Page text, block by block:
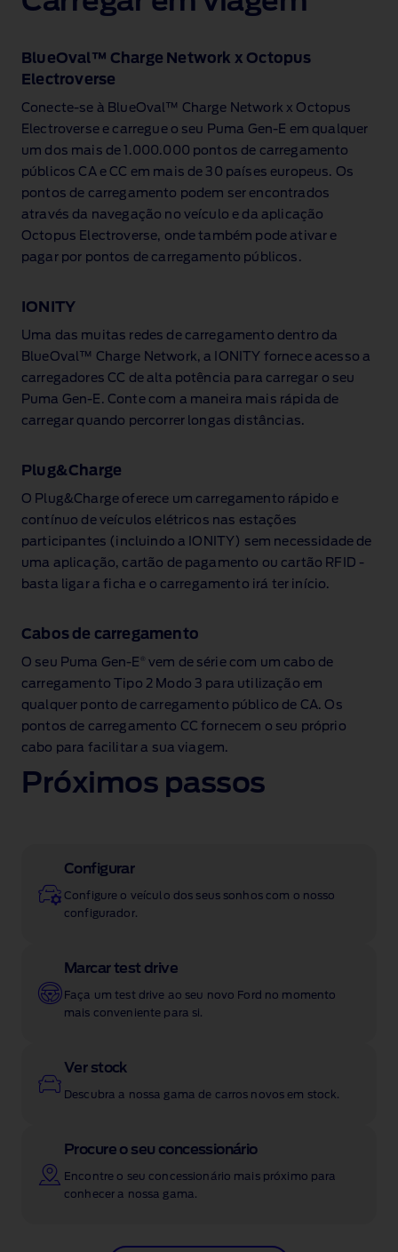
a
ser
ligado
a
estação
de
carregamento
pública.
BlueOval™ Charge Network x Octopus
Electroverse
Conecte‑se à BlueOval™ Charge Network x Octopus
Electroverse e carregue o seu Puma Gen‑E em qualquer
um dos mais de 1.000.000 pontos de carregamento
públicos CA e CC em mais de 30 países europeus. Os
pontos de carregamento podem ser encontrados
através da navegação no veículo e da aplicação
Octopus Electroverse, onde também pode ativar e
pagar por pontos de carregamento públicos.
IONITY
Uma das muitas redes de carregamento dentro da
BlueOval™ Charge Network, a IONITY fornece acesso a
carregadores CC de alta potência para carregar o seu
Puma Gen‑E. Conte com a maneira mais rápida de
carregar quando percorrer longas distâncias.
Plug&Charge
O Plug&Charge oferece um carregamento rápido e
contínuo de veículos elétricos nas estações
participantes (incluindo a IONITY) sem necessidade de
uma aplicação, cartão de pagamento ou cartão RFID ‑
basta ligar a ficha e o carregamento irá ter início.
Cabos de carregamento
O seu Puma Gen‑E
vem de série com um cabo de
carregamento Tipo 2 Modo 3 para utilização em
qualquer ponto de carregamento público de CA. Os
pontos de carregamento CC fornecem o seu próprio
cabo para facilitar a sua viagem.
Próximos passos
Configurar
Configure o veículo dos seus sonhos com o nosso
configurador.
Marcar test drive
Faça um test drive ao seu novo Ford no momento
mais conveniente para si.
Ver stock
Descubra a nossa gama de carros novos em stock.
Procure o seu concessionário
Encontre o seu concessionário mais próximo para
conhecer a nossa gama.